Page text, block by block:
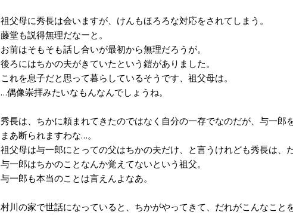
父母に秀長は会いますが、けんもほろろな対応をされてしまう。
堂も説得無理だなーと。
前はそもそも話し合いが最初から無理だろうが。
ろにはちかの夫がきていたという鎧がありました。
れを息子だと思って暮らしているそうです、祖父母は。
偶像崇拝みたいなもんなんでしょうね。
長は、ちかに頼まれてきたのではなく自分の一存でなのだが、与一郎
あ断られますわな…。
父母は与一郎にとっての父はちかの夫だけ、と言うけれども秀長は、
一郎はちかのことなんか覚えてないという祖父。
一郎も本当のことは言えんよなあ。
川の家で世話になっていると、ちかがやってきて、だれがこんなこと